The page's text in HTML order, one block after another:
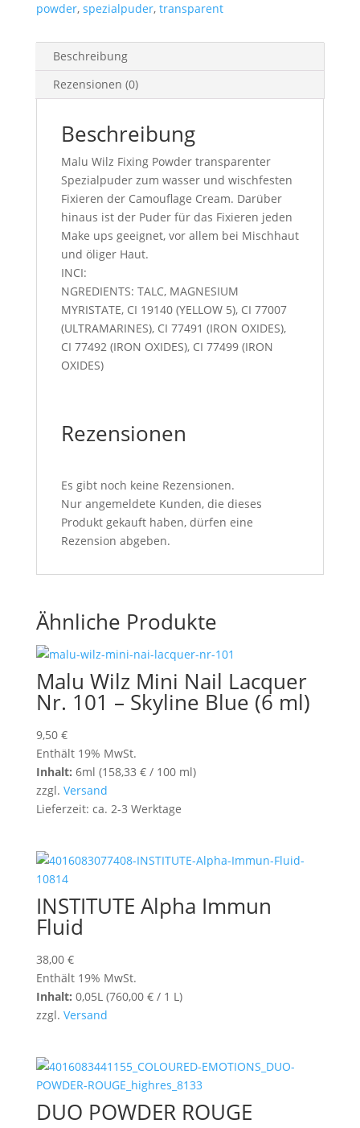
powder, spezialpuder, transparent
Beschreibung
Rezensionen (0)
Beschreibung
Malu Wilz Fixing Powder transparenter
Spezialpuder zum wasser und wischfesten
Fixieren der Camouflage Cream. Darüber
hinaus ist der Puder für das Fixieren jeden
Make ups geeignet, vor allem bei Mischhaut
und öliger Haut.
INCI:
NGREDIENTS: TALC, MAGNESIUM
MYRISTATE, CI 19140 (YELLOW 5), CI 77007
(ULTRAMARINES), CI 77491 (IRON OXIDES),
CI 77492 (IRON OXIDES), CI 77499 (IRON
OXIDES)
Rezensionen
Es gibt noch keine Rezensionen.
Nur angemeldete Kunden, die dieses
Produkt gekauft haben, dürfen eine
Rezension abgeben.
Ähnliche Produkte
Malu Wilz Mini Nail Lacquer
Nr. 101 – Skyline Blue (6 ml)
9,50 €
Enthält 19% MwSt.
Inhalt: 6ml (158,33 €/ 100 ml)
zzgl. Versand
Lieferzeit: ca. 2-3 Werktage
INSTITUTE Alpha Immun
Fluid
38,00 €
Enthält 19% MwSt.
Inhalt: 0,05L (760,00 €/ 1 L)
zzgl. Versand
DUO POWDER ROUGE